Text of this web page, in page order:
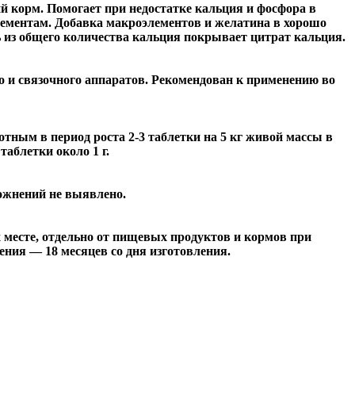
Помогает при недостатке кальция и фосфора в
Добавка макроэлементов и желатина в хорошо
общего количества кальция покрывает цитрат кальция.
и связочного аппаратов. Рекомендован к применению во
в период роста 2-3 таблетки на 5 кг живой массы в
около 1 г.
не выявлено.
отдельно от пищевых продуктов и кормов при
— 18 месяцев со дня изготовления.